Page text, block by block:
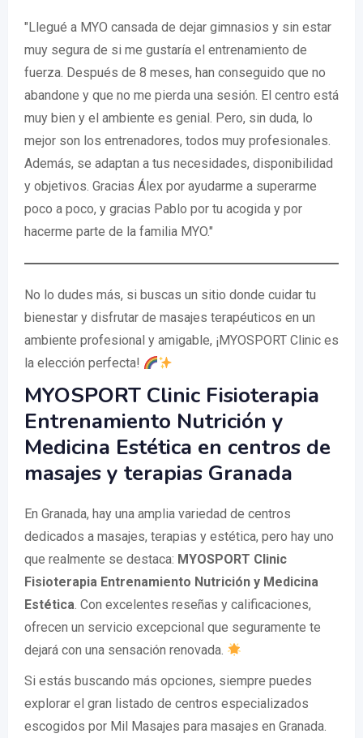
"Llegué a MYO cansada de dejar gimnasios y sin estar
muy segura de si me gustaría el entrenamiento de
fuerza. Después de 8 meses, han conseguido que no
abandone y que no me pierda una sesión. El centro está
muy bien y el ambiente es genial. Pero, sin duda, lo
mejor son los entrenadores, todos muy profesionales.
Además, se adaptan a tus necesidades, disponibilidad
y objetivos. Gracias Álex por ayudarme a superarme
poco a poco, y gracias Pablo por tu acogida y por
hacerme parte de la familia MYO."
No lo dudes más, si buscas un sitio donde cuidar tu
bienestar y disfrutar de masajes terapéuticos en un
ambiente profesional y amigable, ¡MYOSPORT Clinic es
la elección perfecta!
MYOSPORT Clinic Fisioterapia
Entrenamiento Nutrición y
Medicina Estética en centros de
masajes y terapias Granada
En Granada, hay una amplia variedad de centros
dedicados a masajes, terapias y estética, pero hay uno
que realmente se destaca: MYOSPORT Clinic
Fisioterapia Entrenamiento Nutrición y Medicina
Estética. Con excelentes reseñas y calificaciones,
ofrecen un servicio excepcional que seguramente te
dejará con una sensación renovada.
Si estás buscando más opciones, siempre puedes
explorar el gran listado de centros especializados
escogidos por Mil Masajes para masajes en Granada.